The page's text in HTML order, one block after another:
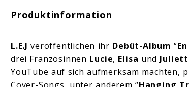
Produktinformation
L.E.J veröffentlichen ihr Debüt-Album “
drei Französinnen Lucie, Elisa und
YouTube auf sich aufmerksam machten,